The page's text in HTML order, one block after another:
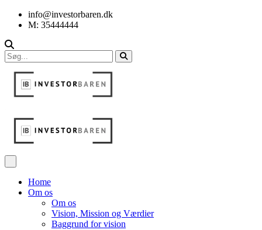
info@investorbaren.dk
M: 35444444
Home
Om os
Om os
Vision, Mission og Værdier
Baggrund for vision